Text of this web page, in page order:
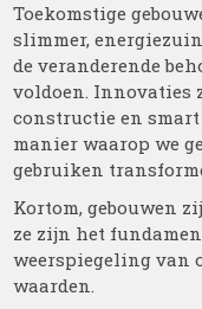
Toekomstige
slimmer,
de veranderende
voldoen. Innovaties
constructie en
manier waarop we
gebruiken
Kortom, gebouwen
ze zijn het
weerspiegeling van
waarden.